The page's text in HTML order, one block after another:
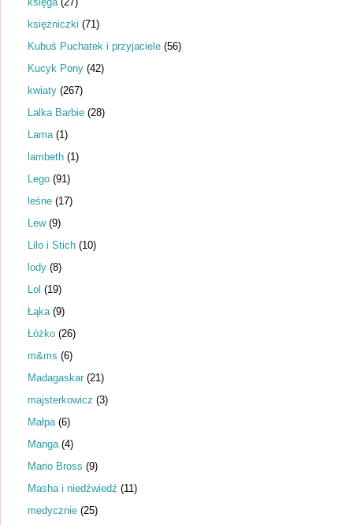
księżniczki (71)
Kubuś Puchatek i przyjaciele (56)
Kucyk Pony (42)
kwiaty (267)
Lalka Barbie (28)
Lama (1)
lambeth (1)
Lego (91)
leśne (17)
Lew (9)
Lilo i Stich (10)
lody (8)
Lol (19)
Łąka (9)
Łóżko (26)
m&ms (6)
Madagaskar (21)
majsterkowicz (3)
Małpa (6)
Manga (4)
Mario Bross (9)
Masha i niedźwiedź (11)
medycznie (25)